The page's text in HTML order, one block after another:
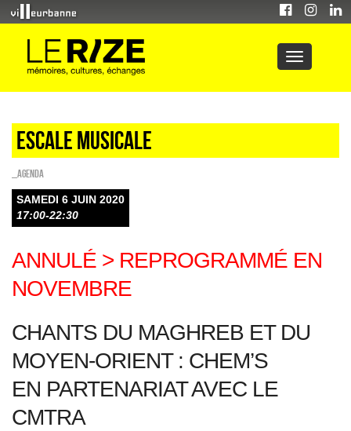
Escale musicale
_Agenda
SAMEDI 6 JUIN 2020
17:00-22:30
ANNULÉ > REPROGRAMMÉ EN
NOVEMBRE
CHANTS DU MAGHREB ET DU
MOYEN-ORIENT : CHEM’S
EN PARTENARIAT AVEC LE
CMTRA